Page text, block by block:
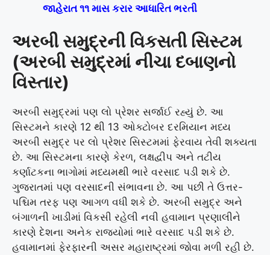
જાહેરાત ૧૧ માસ કરાર આધારિત ભરતી
અરબી સમુદ્રની વિકસતી સિસ્ટમ
(અરબી સમુદ્રમાં નીચા દબાણનો
વિસ્તાર)
અરબી સમુદ્રમાં પણ લો પ્રેશર સર્જાઈ રહ્યું છે. આ
સિસ્ટમને કારણે 12 થી 13 ઓક્ટોબર દરમિયાન મધ્ય
અરબી સમુદ્ર પર લો પ્રેશર સિસ્ટમમાં ફેરવાય તેવી શક્યતા
છે. આ સિસ્ટમના કારણે કેરળ, લક્ષદ્વીપ અને તટીય
કર્ણાટકના ભાગોમાં મધ્યમથી ભારે વરસાદ પડી શકે છે.
ગુજરાતમાં પણ વરસાદની સંભાવના છે. આ પછી તે ઉત્તર-
પશ્ચિમ તરફ પણ આગળ વધી શકે છે. અરબી સમુદ્ર અને
બંગાળની ખાડીમાં વિકસી રહેલી નવી હવામાન પ્રણાલીને
કારણે દેશના અનેક રાજ્યોમાં ભારે વરસાદ પડી શકે છે.
હવામાનમાં ફેરફારની અસર મહારાષ્ટ્રમાં જોવા મળી રહી છે.